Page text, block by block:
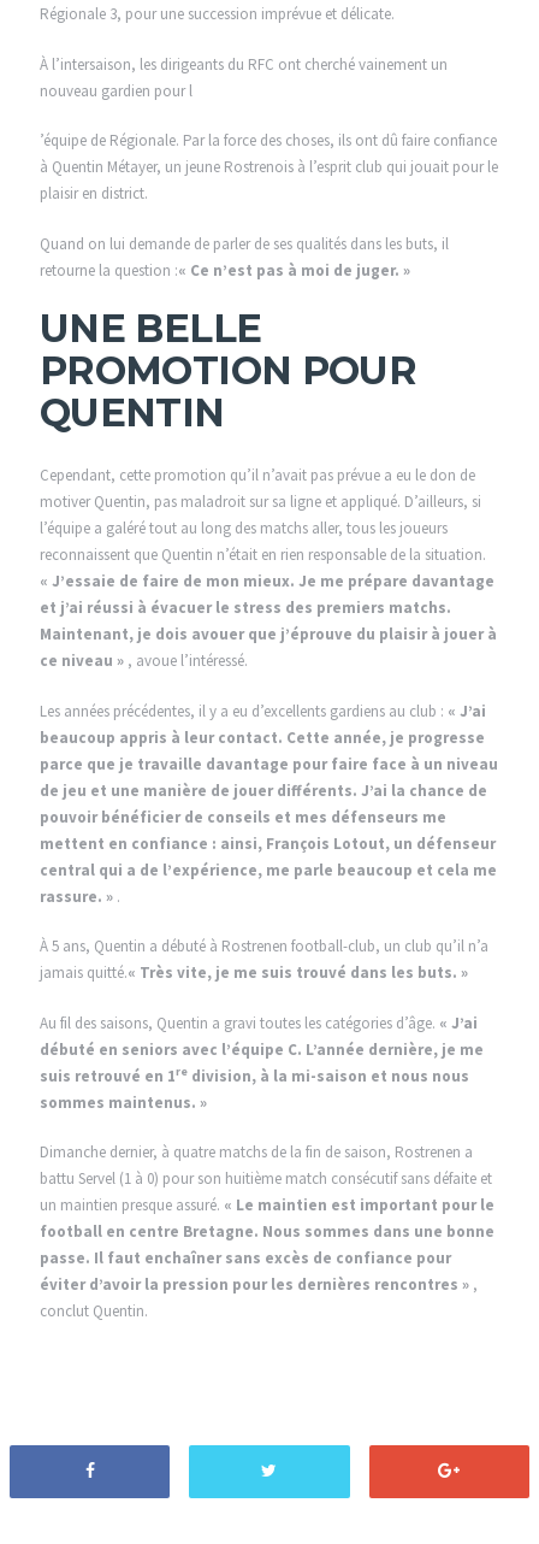
Régionale 3, pour une succession imprévue et délicate.
À l’intersaison, les dirigeants du RFC ont cherché vainement un
nouveau gardien pour l
’équipe de Régionale. Par la force des choses, ils ont dû faire confiance
à Quentin Métayer, un jeune Rostrenois à l’esprit club qui jouait pour le
plaisir en district.
Quand on lui demande de parler de ses qualités dans les buts, il
retourne la question :« Ce n’est pas à moi de juger. »
UNE BELLE
PROMOTION POUR
QUENTIN
Cependant, cette promotion qu’il n’avait pas prévue a eu le don de
motiver Quentin, pas maladroit sur sa ligne et appliqué. D’ailleurs, si
l’équipe a galéré tout au long des matchs aller, tous les joueurs
reconnaissent que Quentin n’était en rien responsable de la situation.
« J’essaie de faire de mon mieux. Je me prépare davantage
et j’ai réussi à évacuer le stress des premiers matchs.
Maintenant, je dois avouer que j’éprouve du plaisir à jouer à
ce niveau » , avoue l’intéressé.
Les années précédentes, il y a eu d’excellents gardiens au club : « J’ai
beaucoup appris à leur contact. Cette année, je progresse
parce que je travaille davantage pour faire face à un niveau
de jeu et une manière de jouer différents. J’ai la chance de
pouvoir bénéficier de conseils et mes défenseurs me
mettent en confiance : ainsi, François Lotout, un défenseur
central qui a de l’expérience, me parle beaucoup et cela me
rassure. » .
À 5 ans, Quentin a débuté à Rostrenen football-club, un club qu’il n’a
jamais quitté.« Très vite, je me suis trouvé dans les buts. »
Au fil des saisons, Quentin a gravi toutes les catégories d’âge. « J’ai
débuté en seniors avec l’équipe C. L’année dernière, je me
suis retrouvé en 1re division, à la mi-saison et nous nous
sommes maintenus. »
Dimanche dernier, à quatre matchs de la fin de saison, Rostrenen a
battu Servel (1 à 0) pour son huitième match consécutif sans défaite et
un maintien presque assuré. « Le maintien est important pour le
football en centre Bretagne. Nous sommes dans une bonne
passe. Il faut enchaîner sans excès de confiance pour
éviter d’avoir la pression pour les dernières rencontres » ,
conclut Quentin.